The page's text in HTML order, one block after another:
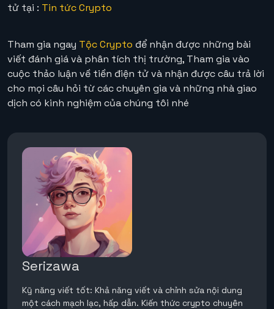
tử tại : Tin tức Crypto
Tham gia ngay Tộc Crypto để nhận được những bài
viết đánh giá và phân tích thị trường, Tham gia vào
cuộc thảo luận về tiền điện tử và nhận được câu trả lời
cho mọi câu hỏi từ các chuyên gia và những nhà giao
dịch có kinh nghiệm của chúng tôi nhé
Serizawa
Kỹ năng viết tốt: Khả năng viết và chỉnh sửa nội dung
một cách mạch lạc, hấp dẫn. Kiến thức crypto chuyên